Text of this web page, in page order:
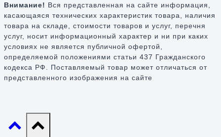
Внимание! Вся представленная на сайте информация,
касающаяся технических характеристик товара, наличия
товара на складе, стоимости товаров и услуг, перечня
услуг, носит информационный характер и ни при каких
условиях не является публичной офертой,
определяемой положениями статьи 437 Гражданского
кодекса РФ. Поставляемый товар может отличаться от
представленного изображения на сайте